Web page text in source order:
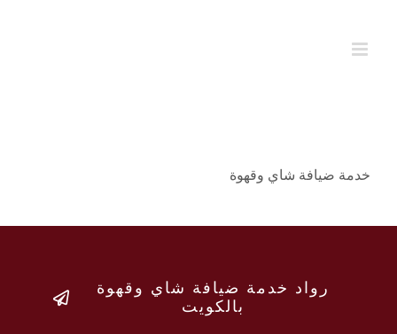
خدمة ضيافة شاي وقهوة
رواد خدمة ضيافة شاي وقهوة
بالكويت